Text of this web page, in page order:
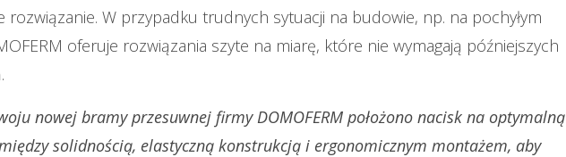
rozwiązanie. W przypadku trudnych sytuacji na budowie, np. na pochyłym
oferuje rozwiązania szyte na miarę, które nie wymagają późniejszych
nowej bramy przesuwnej firmy DOMOFERM położono nacisk na optymalną
solidnością, elastyczną konstrukcją i ergonomicznym montażem, aby